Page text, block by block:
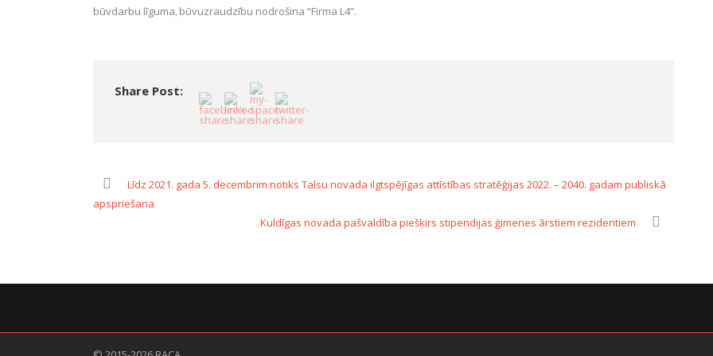
būvdarbu līguma, būvuzraudzību nodrošina “Firma L4”.
Share Post:
Līdz 2021. gada 5. decembrim notiks Talsu novada ilgtspējīgas attīstības stratēģijas 2022. – 2040. gadam publiskā
apspriešana
Kuldīgas novada pašvaldība piešķirs stipendijas ģimenes ārstiem rezidentiem